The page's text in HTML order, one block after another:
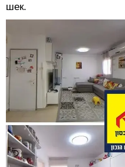
шек.